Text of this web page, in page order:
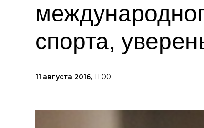
спорта,
11 августа 2016, 11:00